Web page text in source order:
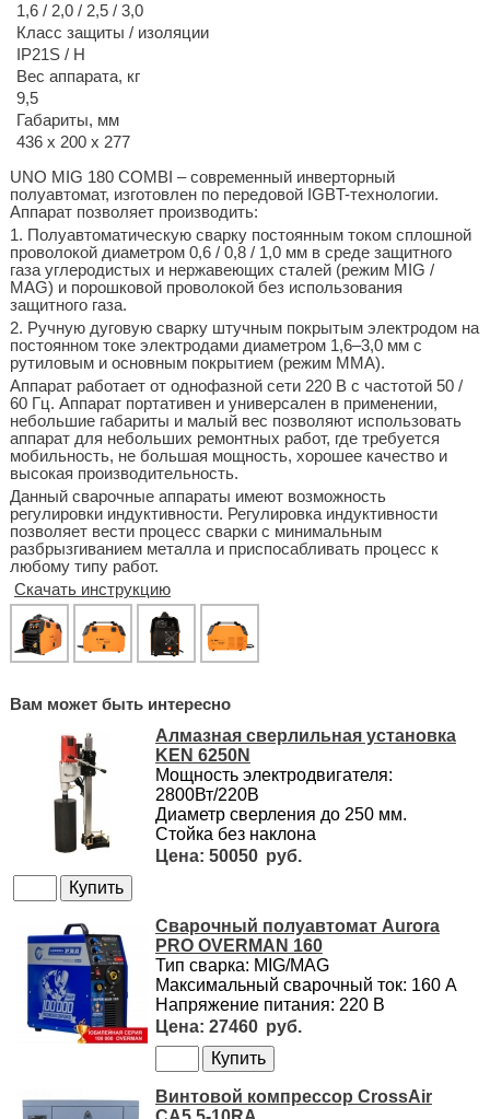
1,6 / 2,0 / 2,5 / 3,0
Класс защиты / изоляции
IP21S / H
Вес аппарата, кг
9,5
Габариты, мм
436 х 200 х 277
UNO MIG 180 COMBI – современный инверторный
полуавтомат, изготовлен по передовой IGBT-технологии.
Аппарат позволяет производить:
1. Полуавтоматическую сварку постоянным током сплошной
проволокой диаметром 0,6 / 0,8 / 1,0 мм в среде защитного
газа углеродистых и нержавеющих сталей (режим MIG /
MAG) и порошковой проволокой без использования
защитного газа.
2. Ручную дуговую сварку штучным покрытым электродом на
постоянном токе электродами диаметром 1,6–3,0 мм с
рутиловым и основным покрытием (режим ММА).
Аппарат работает от однофазной сети 220 В с частотой 50 /
60 Гц. Аппарат портативен и универсален в применении,
небольшие габариты и малый вес позволяют использовать
аппарат для небольших ремонтных работ, где требуется
мобильность, не большая мощность, хорошее качество и
высокая производительность.
Данный сварочные аппараты имеют возможность
регулировки индуктивности. Регулировка индуктивности
позволяет вести процесс сварки с минимальным
разбрызгиванием металла и приспосабливать процесс к
любому типу работ.
Скачать инструкцию
Вам может быть интересно
Алмазная сверлильная установка
KEN 6250N
Мощность электродвигателя:
2800Вт/220В
Диаметр сверления до 250 мм.
Стойка без наклона
50050
Сварочный полуавтомат Aurora
PRO OVERMAN 160
Тип сварка: MIG/MAG
Максимальный сварочный ток: 160 А
Напряжение питания: 220 В
27460
Винтовой компрессор CrossAir